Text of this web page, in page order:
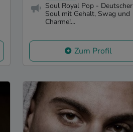
Soul Royal Pop - Deutscher
Soul mit Gehalt, Swag und
Charme!...
Zum Profil